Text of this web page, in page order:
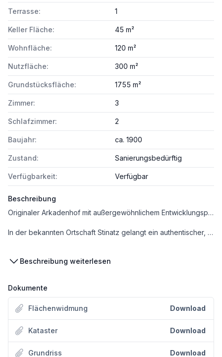
Terrasse: 1
Keller Fläche: 45 m²
Wohnfläche: 120 m²
Nutzfläche: 300 m²
Grundstücksfläche: 1755 m²
Zimmer: 3
Schlafzimmer: 2
Baujahr: ca. 1900
Zustand: Sanierungsbedürftig
Verfügbarkeit: Verfügbar
Beschreibung
Originaler Arkadenhof mit außergewöhnlichem Entwicklungspotenzial im Herzen von Stinatz
In der bekannten Ortschaft Stinatz gelangt ein authentischer, historischer Arkadenhof zum Verkauf, der aufgrund seiner Substanz, Größe und Struktur ein äußerst seltenes Angebot darstellt. Das Anwesen umfasst eine Grundstücksgröße von 1.755 m² und bietet insgesamt rund 400 m² Nutzfläche, wovon etwa 120 m² als Wohnfläche genutzt wurden. Die übrigen Flächen verteilen sich auf ehemalige Stallungen, Lagerräume, Hütten, Durchfahrten sowie Kellerräume.
Der Vierkanter wurde vor rund 100 Jahren in massiver Ziegelbauweise errichtet. Außergewöhnlich ist die Fundamenttiefe von über 1 Meter – ein Beweis für die robuste, langlebige Qualität früherer Bauten. Ebenfalls erwähnenswert sind die großzügigen, vielfältig nutzbaren Nebengebäude.
Neben dem bereits erneuerten Dachteilen sind auch alle wichtigen Anschlüsse wie Wasser, Kanal und Strom vorhanden.
Dieser Arkadenhof bietet sich als ein Stück regionale Baukultur vor allem für Liebhaber von Bestandsimmobilien an. Mit seiner soliden Bausubstanz, dem großzügigen Grundstück als reines Bauland gewidmet und den Nebengebäuden bietet er ideale Voraussetzungen für individuelles Wohnen, Mehrgenerationenwohnen, Handwerk oder Hobby. Ob als Stallung, Lagerraum, Werkstatt oder SPA Bereich, der Phantasie sind hier keine Grenzen gesetzt. Nutzen Sie die Gelegenheit und schaffen Sie sich ein Zuhause nach Ihren Vorstellungen – in angenehmer, sonniger Lage und mit viel Platz für Ihre Ideen.
Die nächsten große Ortschaft Stegersbach ist ca. 8 Autominuten entfernt. Dort finden Sie sämtliche Infrastruktur wie Ärzte-, Schul-, Einkaufszentrum, Bank sowie Kultur- und Sportangebote.
Beschreibung weiterlesen
Dokumente
Flächenwidmung Download
Kataster Download
Grundriss Download